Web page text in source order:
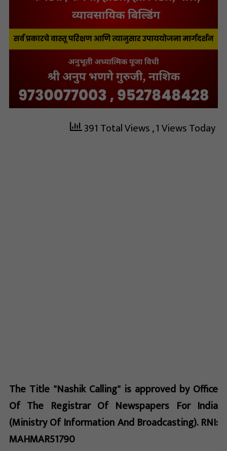
391 Total Views, 1 Views Today
The Title "Nashik Calling" is approved by Office
Of The Registrar Of Newspapers For India
(Ministry Of Information And Broadcasting). RNI:
MAHMAR51790